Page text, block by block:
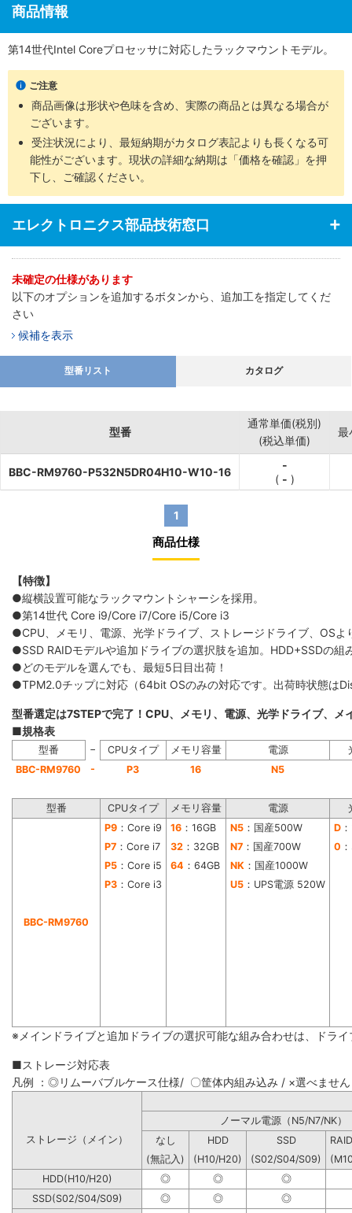
商品情報
第14世代Intel Coreプロセッサに対応したラックマウントモデル。
ご注意
商品画像は形状や色味を含め、実際の商品とは異なる場合が
ございます。
受注状況により、最短納期がカタログ表記よりも長くなる可
能性がございます。現状の詳細な納期は「価格を確認」を押
下し、ご確認ください。
エレクトロニクス部品技術窓口
未確定の仕様があります
以下のオプションを追加するボタンから、追加工を指定してくだ
さい
候補を表示
型番リスト カタログ
型番
通常単価(税別)
(税込単価)
最
BBC-RM9760-P532N5DR04H10-W10-16
-
( - )
1
商品仕様
【特徴】
●縦横設置可能なラックマウントシャーシを採用。
●第14世代 Core i9/Core i7/Core i5/Core i3
●CPU、メモリ、電源、光学ドライブ、ストレージドライブ、OS
●SSD RAIDモデルや追加ドライブの選択肢を追加。HDD+SSDの
●どのモデルを選んでも、最短5日目出荷！
●TPM2.0チップに対応（64bit OSのみの対応です。出荷時状態は
型番選定は7STEPで完了！CPU、メモリ、電源、光学ドライブ、
■規格表
型番 − CPUタイプ メモリ容量 電源
BBC-RM9760
- P3 16 N5
型番 CPUタイプ メモリ容量 電源
BBC-RM9760
P9 ：Core i9 16 ：16GB N5 ：国産500W D
P7 ：Core i7 32 ：32GB N7 ：国産700W 0
P5 ：Core i5 64 ：64GB NK ：国産1000W
P3 ：Core i3 U5 ：UPS電源 520W
※メインドライブと追加ドライブの選択可能な組み合わせは、ドラ
■ストレージ対応表
凡例 ：◎リムーバブルケース仕様/ 〇筐体内組み込み / ×選べません
ノーマル電源（N5/
ストレージ（メイン）
なし HDD SSD
(無記入)
(H10/H20) (S02/S04/S09)
HDD(H10/H20)
◎ ◎
◎
SSD(S02/S04/S09)
◎ ◎
◎